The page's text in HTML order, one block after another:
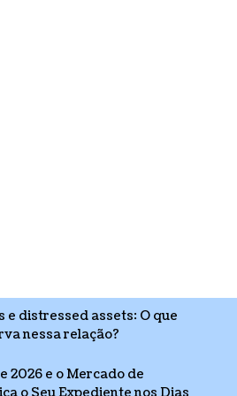
e distressed assets: O que
nessa relação?
2026 e o Mercado de